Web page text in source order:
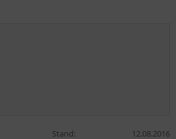
Stand: 12.08.2016